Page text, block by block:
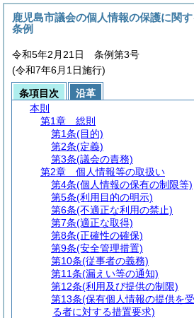
鹿児島市議会の個人情報の保護に関す
条例
令和5年2月21日 条例第3号
(令和7年6月1日施行)
条項目次
沿革
本則
第1章
総則
第1条(目的)
第2条(定義)
第3条(議会の責務)
第2章
個人情報等の取扱い
第4条(個人情報の保有の制限等)
第5条(利用目的の明示)
第6条(不適正な利用の禁止)
第7条(適正な取得)
第8条(正確性の確保)
第9条(安全管理措置)
第10条(従事者の義務)
第11条(漏えい等の通知)
第12条(利用及び提供の制限)
第13条(保有個人情報の提供を
る者に対する措置要求)